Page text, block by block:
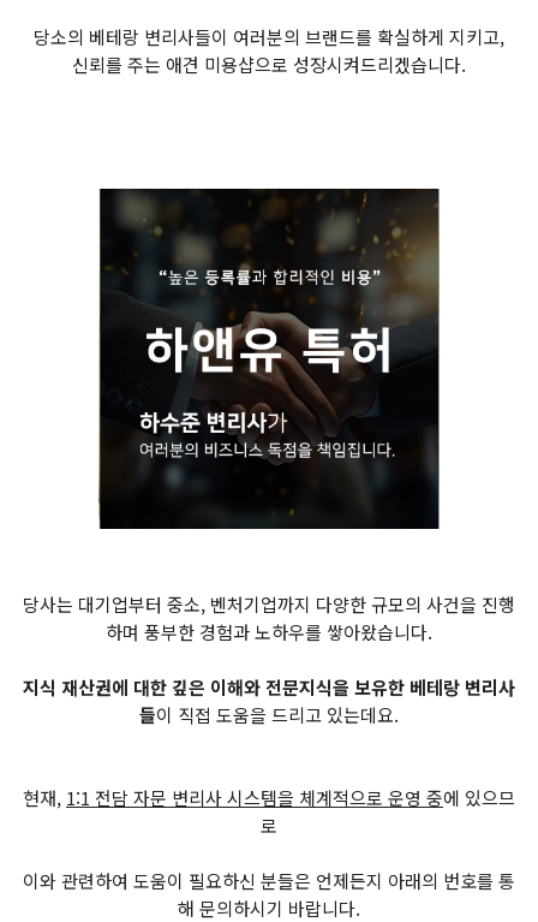
당소의 베테랑 변리사들이 여러분의 브랜드를 확실하게 지키고,
신뢰를 주는 애견 미용샵으로 성장시켜드리겠습니다.
당사는 대기업부터 중소, 벤처기업까지 다양한 규모의 사건을 진행
하며 풍부한 경험과 노하우를 쌓아왔습니다.
지식 재산권에 대한 깊은 이해와 전문지식을 보유한 베테랑 변리사
들이 직접 도움을 드리고 있는데요.
현재, 1:1 전담 자문 변리사 시스템을 체계적으로 운영 중에 있으므
로
이와 관련하여 도움이 필요하신 분들은 언제든지 아래의 번호를 통
해 문의하시기 바랍니다.